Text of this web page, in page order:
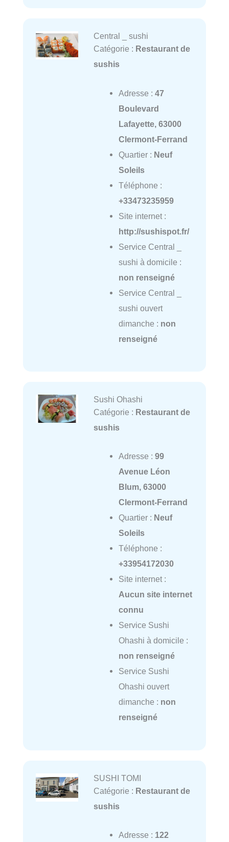
Central _ sushi
Catégorie : Restaurant de
sushis
Adresse : 47
Boulevard
Lafayette, 63000
Clermont-Ferrand
Quartier : Neuf
Soleils
Téléphone :
+33473235959
Site internet :
http://sushispot.fr/
Service Central _
sushi à domicile :
non renseigné
Service Central _
sushi ouvert
dimanche : non
renseigné
Sushi Ohashi
Catégorie : Restaurant de
sushis
Adresse : 99
Avenue Léon
Blum, 63000
Clermont-Ferrand
Quartier : Neuf
Soleils
Téléphone :
+33954172030
Site internet :
Aucun site internet
connu
Service Sushi
Ohashi à domicile :
non renseigné
Service Sushi
Ohashi ouvert
dimanche : non
renseigné
SUSHI TOMI
Catégorie : Restaurant de
sushis
Adresse : 122